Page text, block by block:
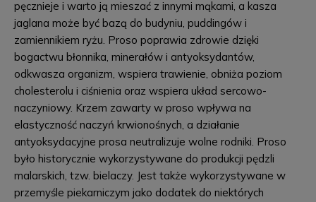
pęcznieje i warto ją mieszać z innymi mąkami, a kasza
jaglana może być bazą do budyniu, puddingów i
zamiennikiem ryżu. Proso poprawia zdrowie dzięki
bogactwu błonnika, minerałów i antyoksydantów,
odkwasza organizm, wspiera trawienie, obniża poziom
cholesterolu i ciśnienia oraz wspiera układ sercowo-
naczyniowy. Krzem zawarty w proso wpływa na
elastyczność naczyń krwionośnych, a działanie
antyoksydacyjne prosa neutralizuje wolne rodniki. Proso
było historycznie wykorzystywane do produkcji pędzli
malarskich, tzw. bielaczy. Jest także wykorzystywane w
przemyśle piekarniczym jako dodatek do niektórych